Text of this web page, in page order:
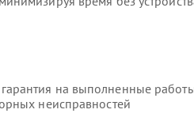
на выполненные
неисправностей